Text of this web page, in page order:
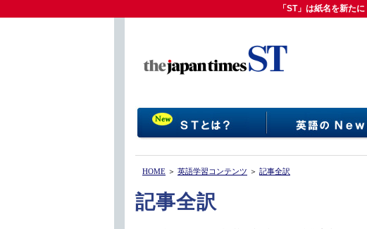
「ST」は紙名を新た
「ST」は紙名を新た
HOME ＞ 英語学習コンテンツ ＞ 記事全訳
記事全訳